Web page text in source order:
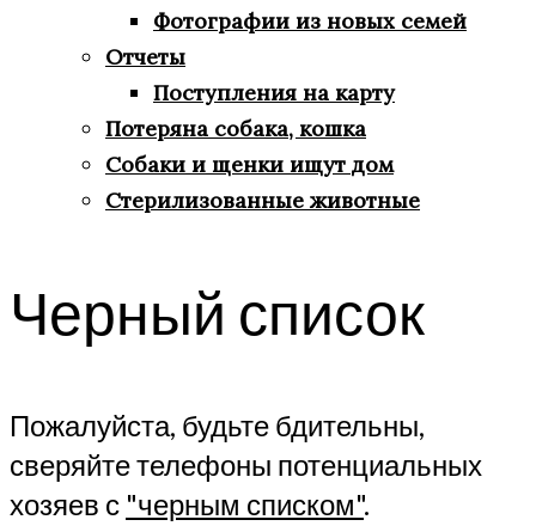
Фотографии из новых семей
Отчеты
Поступления на карту
Потеряна собака, кошка
Собаки и щенки ищут дом
Стерилизованные животные
Черный список
Пожалуйста, будьте бдительны,
сверяйте телефоны потенциальных
хозяев с "черным списком".